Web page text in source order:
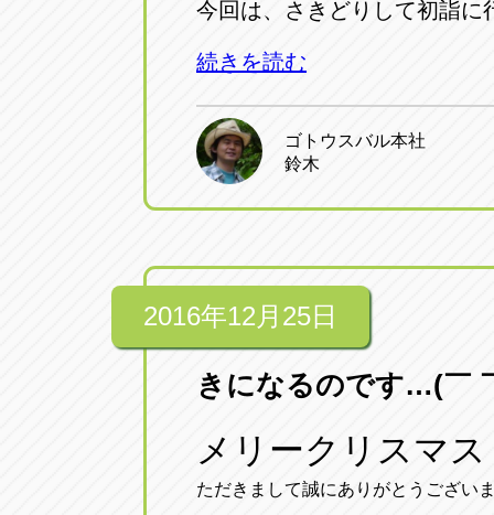
今回は、さきどりして初詣に
続きを読む
ゴトウスバル本社
鈴木
2016年12月25日
きになるのです…(￣
メリークリスマス
ただきまして誠にありがとうござい